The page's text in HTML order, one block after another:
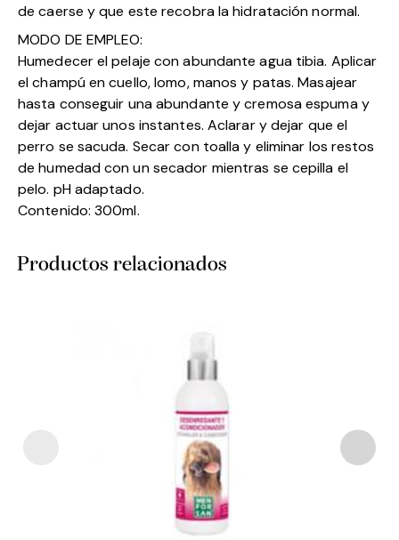
de caerse y que este recobra la hidratación normal.
MODO DE EMPLEO:
Humedecer el pelaje con abundante agua tibia. Aplicar
el champú en cuello, lomo, manos y patas. Masajear
hasta conseguir una abundante y cremosa espuma y
dejar actuar unos instantes. Aclarar y dejar que el
perro se sacuda. Secar con toalla y eliminar los restos
de humedad con un secador mientras se cepilla el
pelo. pH adaptado.
Contenido: 300ml.
Productos relacionados